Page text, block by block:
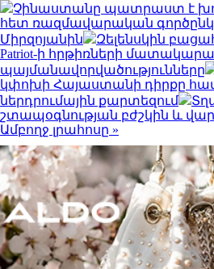
Չինաստանը պատրաստ է
հետ ռազմավարական
Միրզոյանին
Զելենսկին
Patriot-ի հրթիռների
պայմանավորվածությունները
կփոխի Հայաստանի դիրքը
ներդրումային քարտեզում
շտապօգնության բժշկին և
Ամբողջ լրահոսը »